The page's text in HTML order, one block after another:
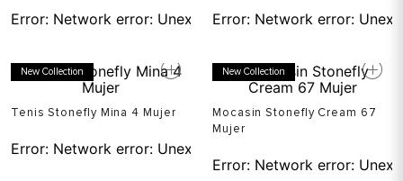
Error: Network error: Unexpected token T in JSON at
Error: Network error:
New Collection
Tenis Stonefly Mina 4 Mujer
Error: Network error: Unexpected token T in JSON at
New Collection
Mocasin Stonefly Cream 67
Mujer
Error: Network error: